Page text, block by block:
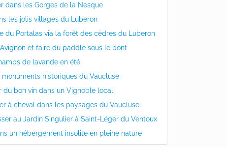
dans les Gorges de la Nesque
les jolis villages du Luberon
du Portalas via la forêt des cèdres du Luberon
et faire du paddle sous le pont
de lavande en été
historiques du Vaucluse
du bon vin dans un Vignoble local
à cheval dans les paysages du Vaucluse
au Jardin Singulier à Saint-Léger du Ventoux
un hébergement insolite en pleine nature